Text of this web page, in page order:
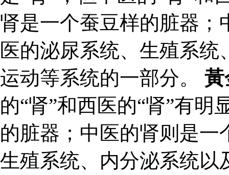
肾是一个蚕豆样的脏器；
医的泌尿系统、生殖系
运动等系统的一部分。 黃
的“肾”和西医的“肾”有
的脏器；中医的肾则是
生殖系统、内分泌系统以